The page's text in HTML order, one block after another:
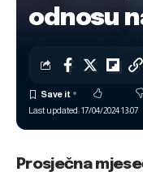
odnosu
Last updated: 17/04/2024 13:07
Prosječna